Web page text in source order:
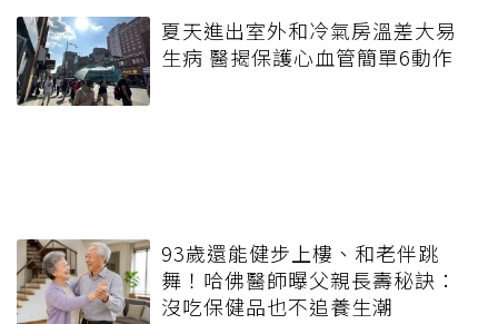
夏天進出室外和冷氣房溫差大易
生病 醫揭保護心血管簡單6動作
93歲還能健步上樓、和老伴跳
舞！哈佛醫師曝父親長壽秘訣：
沒吃保健品也不追養生潮